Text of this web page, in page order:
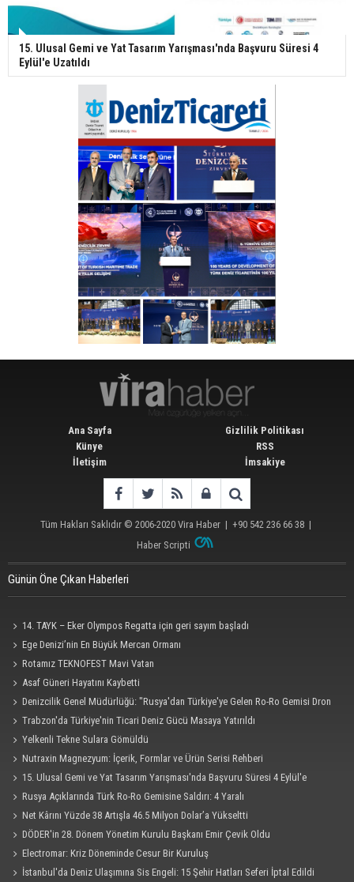
15. Ulusal Gemi ve Yat Tasarım Yarışması'nda Başvuru Süresi 4
Eylül'e Uzatıldı
Ana Sayfa
Künye
İletişim
Gizlilik Politikası
RSS
İmsakiye
Tüm Hakları Saklıdır © 2006-2020 Vira Haber | +90 542 236 66 38 |
Haber Scripti
Günün Öne Çıkan Haberleri
14. TAYK – Eker Olympos Regatta için geri sayım başladı
Ege Denizi’nin En Büyük Mercan Ormanı
Rotamız TEKNOFEST Mavi Vatan
Asaf Güneri Hayatını Kaybetti
Denizcilik Genel Müdürlüğü: "Rusya'dan Türkiye'ye Gelen Ro-Ro Gemisi Dron
Saldırısına Uğradı"
Trabzon'da Türkiye'nin Ticari Deniz Gücü Masaya Yatırıldı
Yelkenli Tekne Sulara Gömüldü
Nutraxin Magnezyum: İçerik, Formlar ve Ürün Serisi Rehberi
15. Ulusal Gemi ve Yat Tasarım Yarışması'nda Başvuru Süresi 4 Eylül'e
Uzatıldı
Rusya Açıklarında Türk Ro-Ro Gemisine Saldırı: 4 Yaralı
Net Kârını Yüzde 38 Artışla 46.5 Milyon Dolar’a Yükseltti
DÖDER'in 28. Dönem Yönetim Kurulu Başkanı Emir Çevik Oldu
Electromar: Kriz Döneminde Cesur Bir Kuruluş
İstanbul'da Deniz Ulaşımına Sis Engeli: 15 Şehir Hatları Seferi İptal Edildi